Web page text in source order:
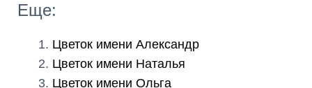
Еще:
Цветок имени Александр
Цветок имени Наталья
Цветок имени Ольга